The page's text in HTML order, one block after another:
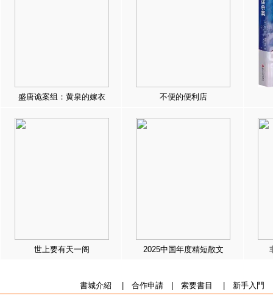
盛唐诡案组：黄泉的嫁衣 不便的便利店
世上要有天一阁 2025中国年度精短散文
書城介紹 合作申請| 索要書目 新手入門